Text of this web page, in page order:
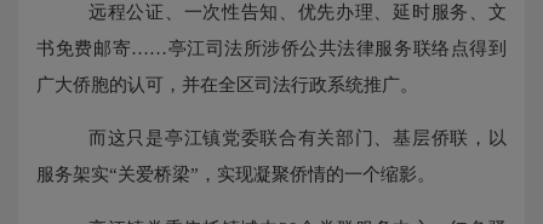
远程公证、一次性告知、优先办理、延时服务、文
书免费邮寄……亭江司法所涉侨公共法律服务联络点得到
广大侨胞的认可，并在全区司法行政系统推广。
而这只是亭江镇党委联合有关部门、基层侨联，以
服务架实“关爱桥梁”，实现凝聚侨情的一个缩影。